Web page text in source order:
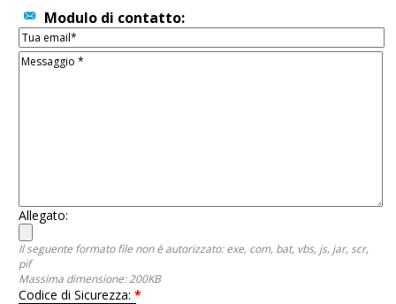
Modulo di contatto:
Allegato:
Il seguente formato file non è autorizzato: exe, com, bat, vbs, js, jar, scr,
pif
Massima dimensione: 200KB
Codice di Sicurezza: *